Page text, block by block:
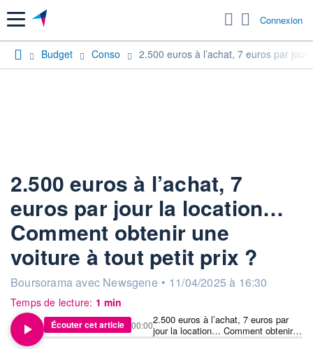
Menu Connexion
Budget Conso 2.500 euros à l’achat, 7 euros par
2.500 euros à l’achat, 7
euros par jour la location…
Comment obtenir une
voiture à tout petit prix ?
information fournie par
Boursorama avec Newsgene • 11/04/2025 à 16:30
Temps de lecture: 1 min
Écouter cet article
2.500 euros à l’achat, 7 euros par
jour la location… Comment obtenir
une voiture à tout petit prix ?
00:00